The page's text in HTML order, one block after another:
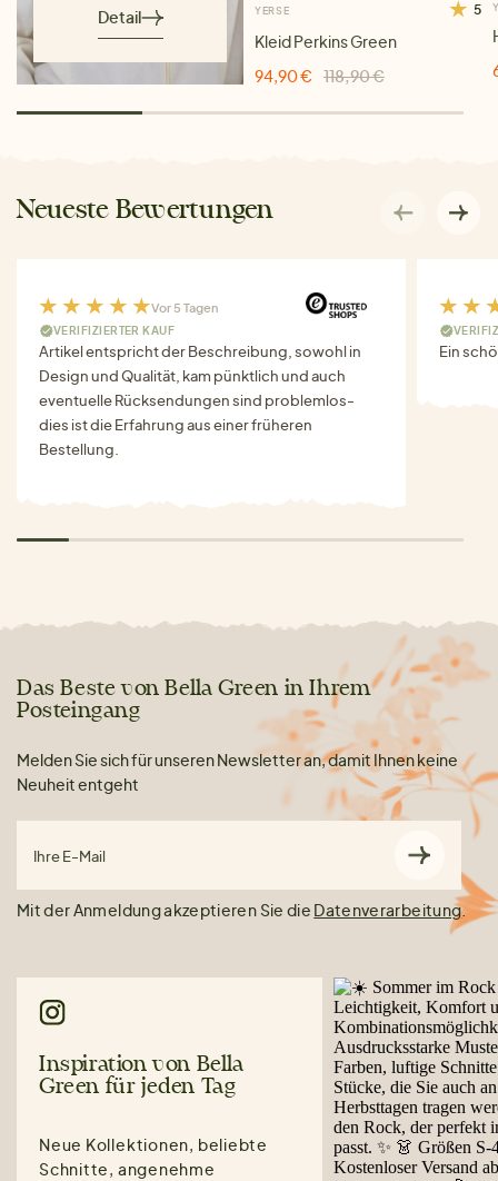
Detail YERSE 5
Kleid Perkins Green
94,90 €
118,90 €
Neueste Bewertungen
Vor 5 Tagen
VERIFIZIERTER KAUF
Artikel entspricht der Beschreibung, sowohl in
Design und Qualität, kam pünktlich und auch
eventuelle Rücksendungen sind problemlos-
dies ist die Erfahrung aus einer früheren
Bestellung.
Ein
Das Beste von Bella Green in Ihrem
Posteingang
Melden Sie sich für unseren Newsletter an, damit Ihnen keine
Neuheit entgeht
Ihre E-Mail
Mit der Anmeldung akzeptieren Sie die Datenverarbeitung.
Inspiration von Bella
Green für jeden Tag
Neue Kollektionen, beliebte
Schnitte, angenehme